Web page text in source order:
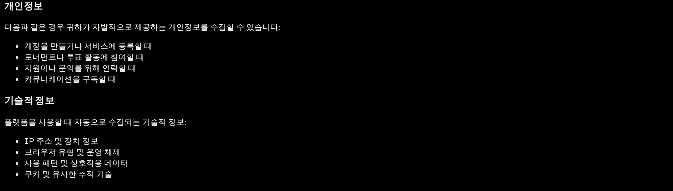
개인정보
다음과 같은 경우 귀하가 자발적으로 제공하는 개인정보를 수집할 수 있습니다:
계정을 만들거나 서비스에 등록할 때
토너먼트나 투표 활동에 참여할 때
지원이나 문의를 위해 연락할 때
커뮤니케이션을 구독할 때
기술적 정보
플랫폼을 사용할 때 자동으로 수집되는 기술적 정보:
IP 주소 및 장치 정보
브라우저 유형 및 운영 체제
사용 패턴 및 상호작용 데이터
쿠키 및 유사한 추적 기술